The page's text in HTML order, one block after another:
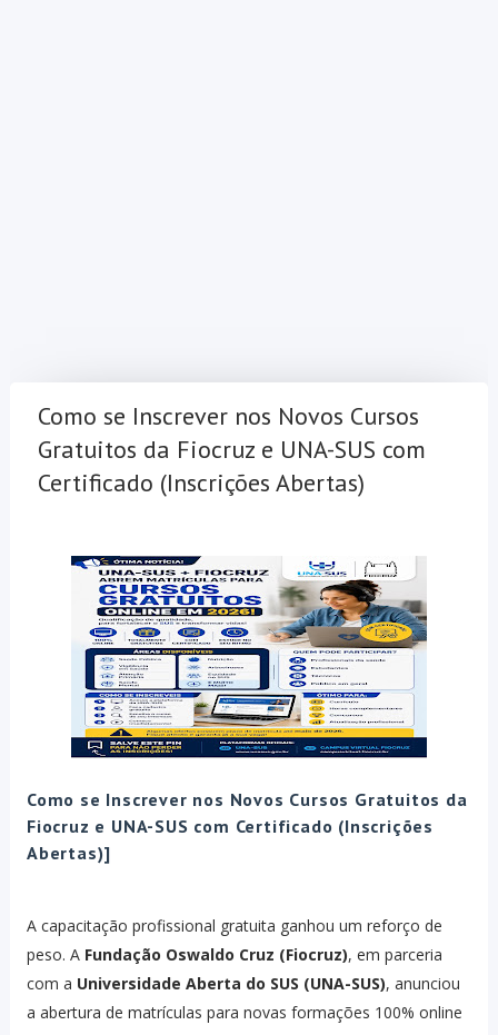
Como se Inscrever nos Novos Cursos
Gratuitos da Fiocruz e UNA-SUS com
Certificado (Inscrições Abertas)
Como se Inscrever nos Novos Cursos Gratuitos da
Fiocruz e UNA-SUS com Certificado (Inscrições
Abertas)]
A capacitação profissional gratuita ganhou um reforço de
peso. A Fundação Oswaldo Cruz (Fiocruz), em parceria
com a Universidade Aberta do SUS (UNA-SUS), anunciou
a abertura de matrículas para novas formações 100% online